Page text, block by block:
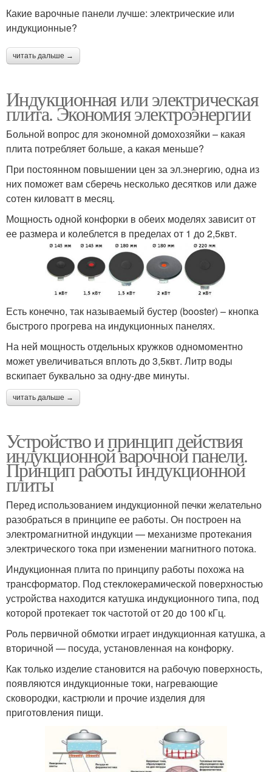
Какие варочные панели лучше: электрические или
индукционные?
читать дальше →
Индукционная или электрическая
плита. Экономия электроэнергии
Больной вопрос для экономной домохозяйки – какая
плита потребляет больше, а какая меньше?
При постоянном повышении цен за эл.энергию, одна из
них поможет вам сберечь несколько десятков или даже
сотен киловатт в месяц.
Мощность одной конфорки в обеих моделях зависит от
ее размера и колеблется в пределах от 1 до 2,5квт.
Есть конечно, так называемый бустер (booster) – кнопка
быстрого прогрева на индукционных панелях.
На ней мощность отдельных кружков одномоментно
может увеличиваться вплоть до 3,5квт. Литр воды
вскипает буквально за одну-две минуты.
читать дальше →
Устройство и принцип действия
индукционной варочной панели.
Принцип работы индукционной
плиты
Перед использованием индукционной печки желательно
разобраться в принципе ее работы. Он построен на
электромагнитной индукции — механизме протекания
электрического тока при изменении магнитного потока.
Индукционная плита по принципу работы похожа на
трансформатор. Под стеклокерамической поверхностью
устройства находится катушка индукционного типа, под
которой протекает ток частотой от 20 до 100 кГц.
Роль первичной обмотки играет индукционная катушка, а
вторичной — посуда, установленная на конфорку.
Как только изделие становится на рабочую поверхность,
появляются индукционные токи, нагревающие
сковородки, кастрюли и прочие изделия для
приготовления пищи.